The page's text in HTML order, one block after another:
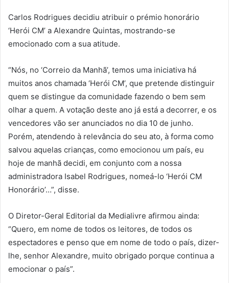
Carlos Rodrigues decidiu atribuir o prémio honorário
‘Herói CM’ a Alexandre Quintas, mostrando-se
emocionado com a sua atitude.
“Nós, no ‘Correio da Manhã’, temos uma iniciativa há
muitos anos chamada ‘Herói CM’, que pretende distinguir
quem se distingue da comunidade fazendo o bem sem
olhar a quem. A votação deste ano já está a decorrer, e os
vencedores vão ser anunciados no dia 10 de junho.
Porém, atendendo à relevância do seu ato, à forma como
salvou aquelas crianças, como emocionou um país, eu
hoje de manhã decidi, em conjunto com a nossa
administradora Isabel Rodrigues, nomeá-lo ‘Herói CM
Honorário’…”, disse.
O Diretor-Geral Editorial da Medialivre afirmou ainda:
“Quero, em nome de todos os leitores, de todos os
espectadores e penso que em nome de todo o país, dizer-
lhe, senhor Alexandre, muito obrigado porque continua a
emocionar o país”.